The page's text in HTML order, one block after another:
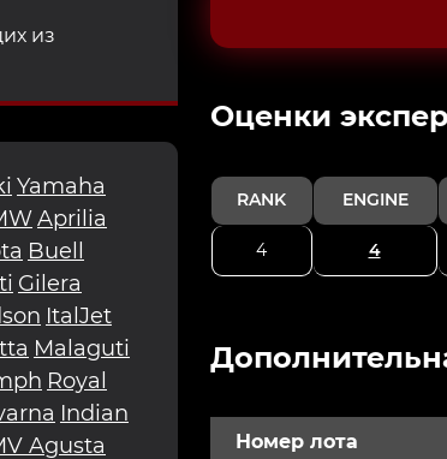
из
Yamaha
Aprilia
Buell
Gilera
ItalJet
Malaguti
Royal
Indian
Agusta
Oценки
RANK ENGINE
4 4
Номер лота